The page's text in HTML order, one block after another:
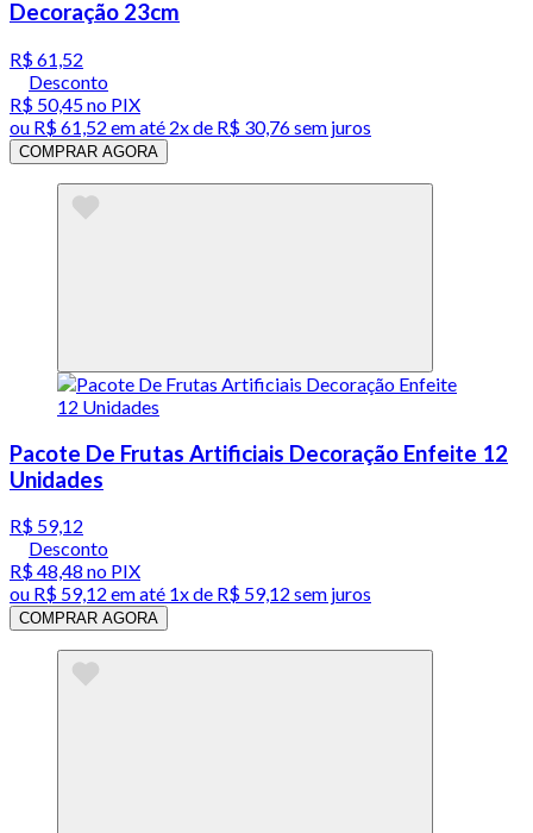
Decoração 23cm
R$ 61,52
Desconto
R$ 50,45no PIX
ou R$ 61,52 em até 2x de R$ 30,76 sem juros
COMPRAR AGORA
Pacote De Frutas Artificiais Decoração Enfeite 12
Unidades
R$ 59,12
Desconto
R$ 48,48 no PIX
ou R$ 59,12 em até 1x de R$ 59,12 sem juros
COMPRAR AGORA